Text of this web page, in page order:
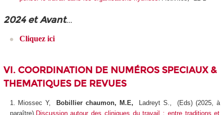
2024 et Avant...
Cliquez ici
VI. COORDINATION DE NUMÉROS SPECIAUX &
THEMATIQUES DE REVUES
Miossec Y, Bobillier chaumon, M.E,
Ladreyt S., (Eds) (2025, à
paraître). Discussion autour des cliniques du travail : entre traditions et